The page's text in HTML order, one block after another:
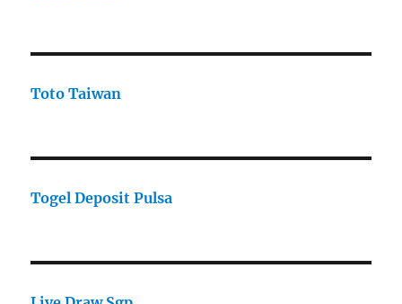
Toto Taiwan
Togel Deposit Pulsa